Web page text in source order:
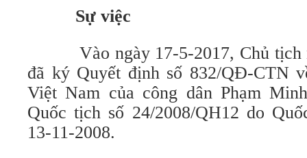
Sự việc
Vào ngày 17-5-2017, Chủ tịch
đã ký Quyết định số 832/QĐ-CTN
Việt Nam của công dân Phạm
Quốc tịch số 24/2008/QH12 do
13-11-2008.